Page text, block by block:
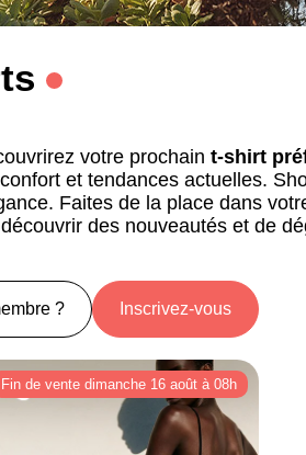
votre prochain t-shirt
et tendances actuelles.
Faites de la place dans
des nouveautés et de
? Inscrivez-vous
Fin de vente dimanche 16 août à 08h